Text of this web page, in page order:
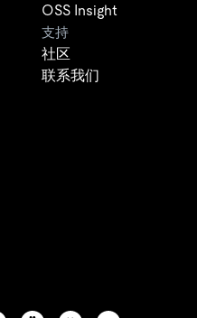
OSS Insight
支持
社区
联系我们